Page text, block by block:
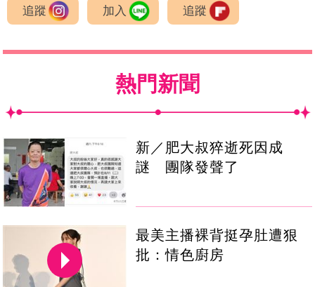
追蹤 加入 追蹤
熱門新聞
新／肥大叔猝逝死因成
謎 團隊發聲了
最美主播裸背挺孕肚遭狠
批：情色廚房